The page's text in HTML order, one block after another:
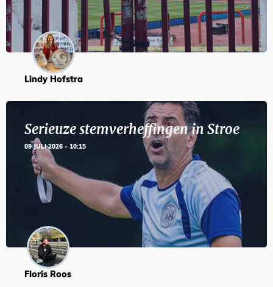
Lindy Hofstra
Serieuze stemverheffingen in Stroe
09 JULI 2026 - 10:15
Floris Roos